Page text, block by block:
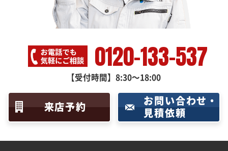
0120-133-537
【受付時間】8:30～18:00
来店予約
お問い合わせ・
見積依頼